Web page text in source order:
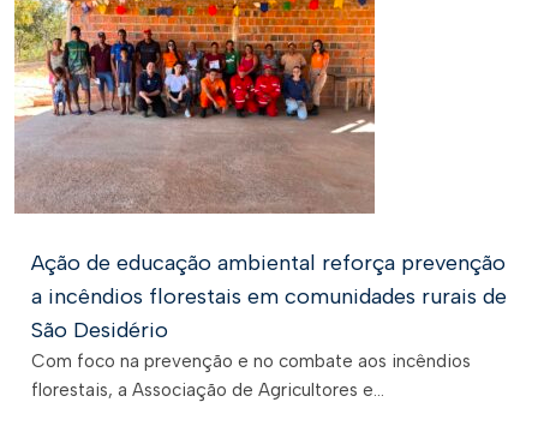
Ação de educação ambiental reforça prevenção
a incêndios florestais em comunidades rurais de
São Desidério
Com foco na prevenção e no combate aos incêndios
florestais, a Associação de Agricultores e...